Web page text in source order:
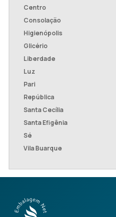
Centro
Consolação
Higienópolis
Glicério
Liberdade
Luz
Pari
República
Santa Cecília
Santa Efigênia
Sé
Vila Buarque